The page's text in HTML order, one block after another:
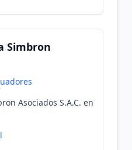
Simbron
Asociados S.A.C. en